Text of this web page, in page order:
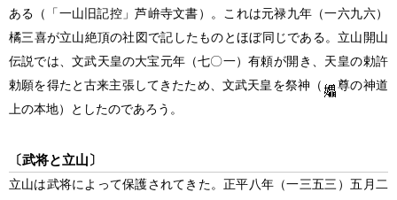
ある （「一山旧記控」芦峅寺文書） 。これは元禄九年 （一六九六）
橘三喜が立山絶頂の社図で記したものとほぼ同じである。立山開山
伝説では、文武天皇の大宝元年 （七〇一） 有頼が開き、天皇の勅許
勅願を得たと古来主張してきたため、文武天皇を祭神 （
尊の神道
上の本地）
としたのであろう。
〔武将と立山〕
立山は武将によって保護されてきた。正平八年 （一三五三） 五月二